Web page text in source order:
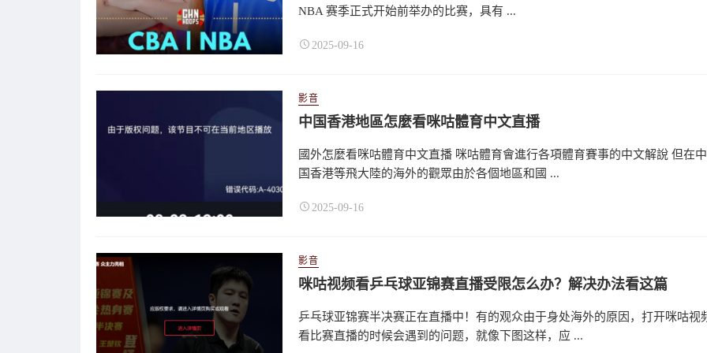
NBA 赛季正式开始前举办的比赛，具有 ...
2025-09-16
影音
中国香港地區怎麼看咪咕體育中文直播
國外怎麼看咪咕體育中文直播 咪咕體育會進行各項體育賽事的中文解說 但在中
国香港等飛大陸的海外的觀眾由於各個地區和國 ...
2025-09-16
影音
咪咕视频看乒乓球亚锦赛直播受限怎么办？解决办法看这篇
乒乓球亚锦赛半决赛正在直播中！有的观众由于身处海外的原因，打开咪咕视
看比赛直播的时候会遇到的问题，就像下图这样，应 ...